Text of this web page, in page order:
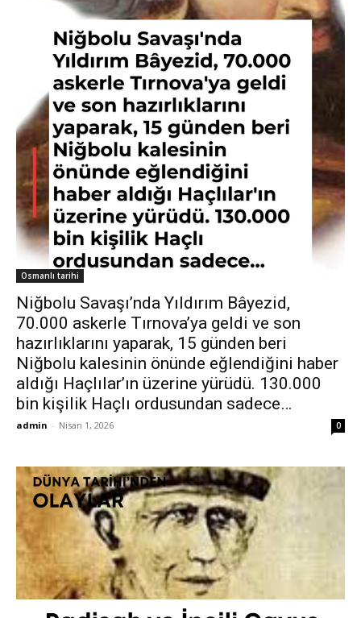
Osmanlı tarihi
Niğbolu Savaşı’nda Yıldırım Bâyezid,
70.000 askerle Tırnova’ya geldi ve son
hazırlıklarını yaparak, 15 günden beri
Niğbolu kalesinin önünde eğlendiğini haber
aldığı Haçlılar’ın üzerine yürüdü. 130.000
bin kişilik Haçlı ordusundan sadece…
admin - Nisan 1, 2026 0